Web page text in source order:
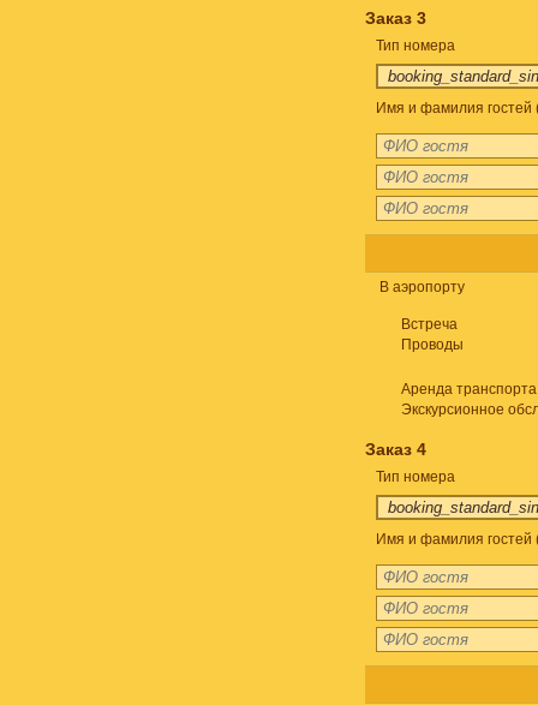
Заказ 3
Тип номера
Имя и фамилия гостей
В аэропорту
Встреча
Проводы
Аренда транспорта
Экскурсионное
Заказ 4
Тип номера
Имя и фамилия гостей